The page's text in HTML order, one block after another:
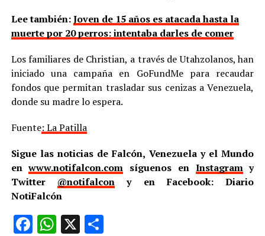
Lee también:Joven de 15 años es atacada hasta la
muerte por 20 perros: intentaba darles de comer
Los familiares de Christian, a través de Utahzolanos, han
iniciado una campaña en GoFundMe para recaudar
fondos que permitan trasladar sus cenizas a Venezuela,
donde su madre lo espera.
Fuente: La Patilla
Sigue las noticias de Falcón, Venezuela y el Mundo
enwww.notifalcon.com síguenos en Instagramy
Twitter @notifalcon y en Facebook: Diario
NotiFalcón
Facebook
WhatsApp
X Compartir